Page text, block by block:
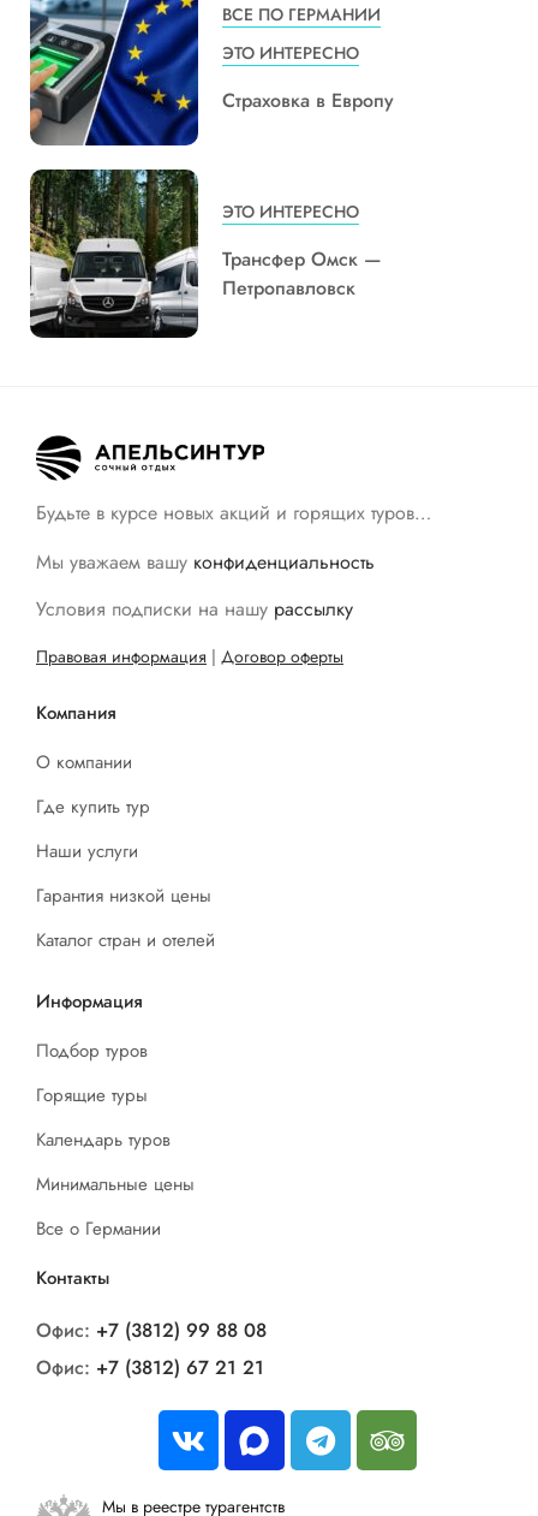
ВСЕ ПО ГЕРМАНИИ
ЭТО ИНТЕРЕСНО
Страховка в Европу
ЭТО ИНТЕРЕСНО
Трансфер Омск —
Петропавловск
Будьте в курсе новых акций и горящих туров…
Мы уважаем вашу конфиденциальность
Условия подписки на нашу рассылку
Правовая информация | Договор оферты
Компания
О компании
Где купить тур
Наши услуги
Гарантия низкой цены
Каталог стран и отелей
Информация
Подбор туров
Горящие туры
Календарь туров
Минимальные цены
Все о Германии
Контакты
Офис: +7 (3812) 99 88 08
Офис: +7 (3812) 67 21 21
Мы в реестре турагентств